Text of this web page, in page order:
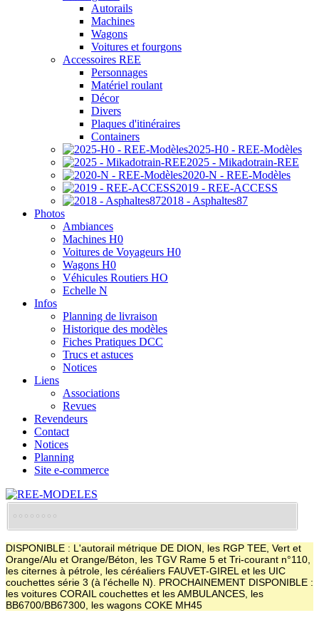
Autorails
Machines
Wagons
Voitures et fourgons
Accessoires REE
Personnages
Matériel roulant
Décor
Divers
Plaques d'itinéraires
Containers
2025-H0 - REE-Modèles
2025 - Mikadotrain-REE
2020-N - REE-Modèles
2019 - REE-ACCESS
2018 - Asphaltes87
Photos
Ambiances
Machines H0
Voitures de Voyageurs H0
Wagons H0
Véhicules Routiers HO
Echelle N
Infos
Planning de livraison
Historique des modèles
Fiches Pratiques DCC
Trucs et astuces
Notices
Liens
Associations
Revues
Revendeurs
Contact
Notices
Planning
Site e-commerce
DISPONIBLE : L'autorail métrique DE DION, les RGP TEE, Vert et
Orange/Alu et Orange/Béton, les TGV Rame 5 et Tri-courant n°110,
les citernes à pétrole, les céréaliers FAUVET-GIREL et les UIC
couchettes série 3 (à l'échelle N). PROCHAINEMENT DISPONIBLE :
les voitures CORAIL couchettes et les AMBULANCES, les
BB6700/BB67300, les wagons COKE MH45